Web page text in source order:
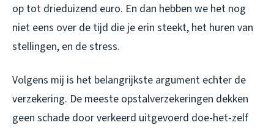
op tot drieduizend euro. En dan hebben we het nog
niet eens over de tijd die je erin steekt, het huren van
stellingen, en de stress.
Volgens mij is het belangrijkste argument echter de
verzekering. De meeste opstalverzekeringen dekken
geen schade door verkeerd uitgevoerd doe-het-zelf